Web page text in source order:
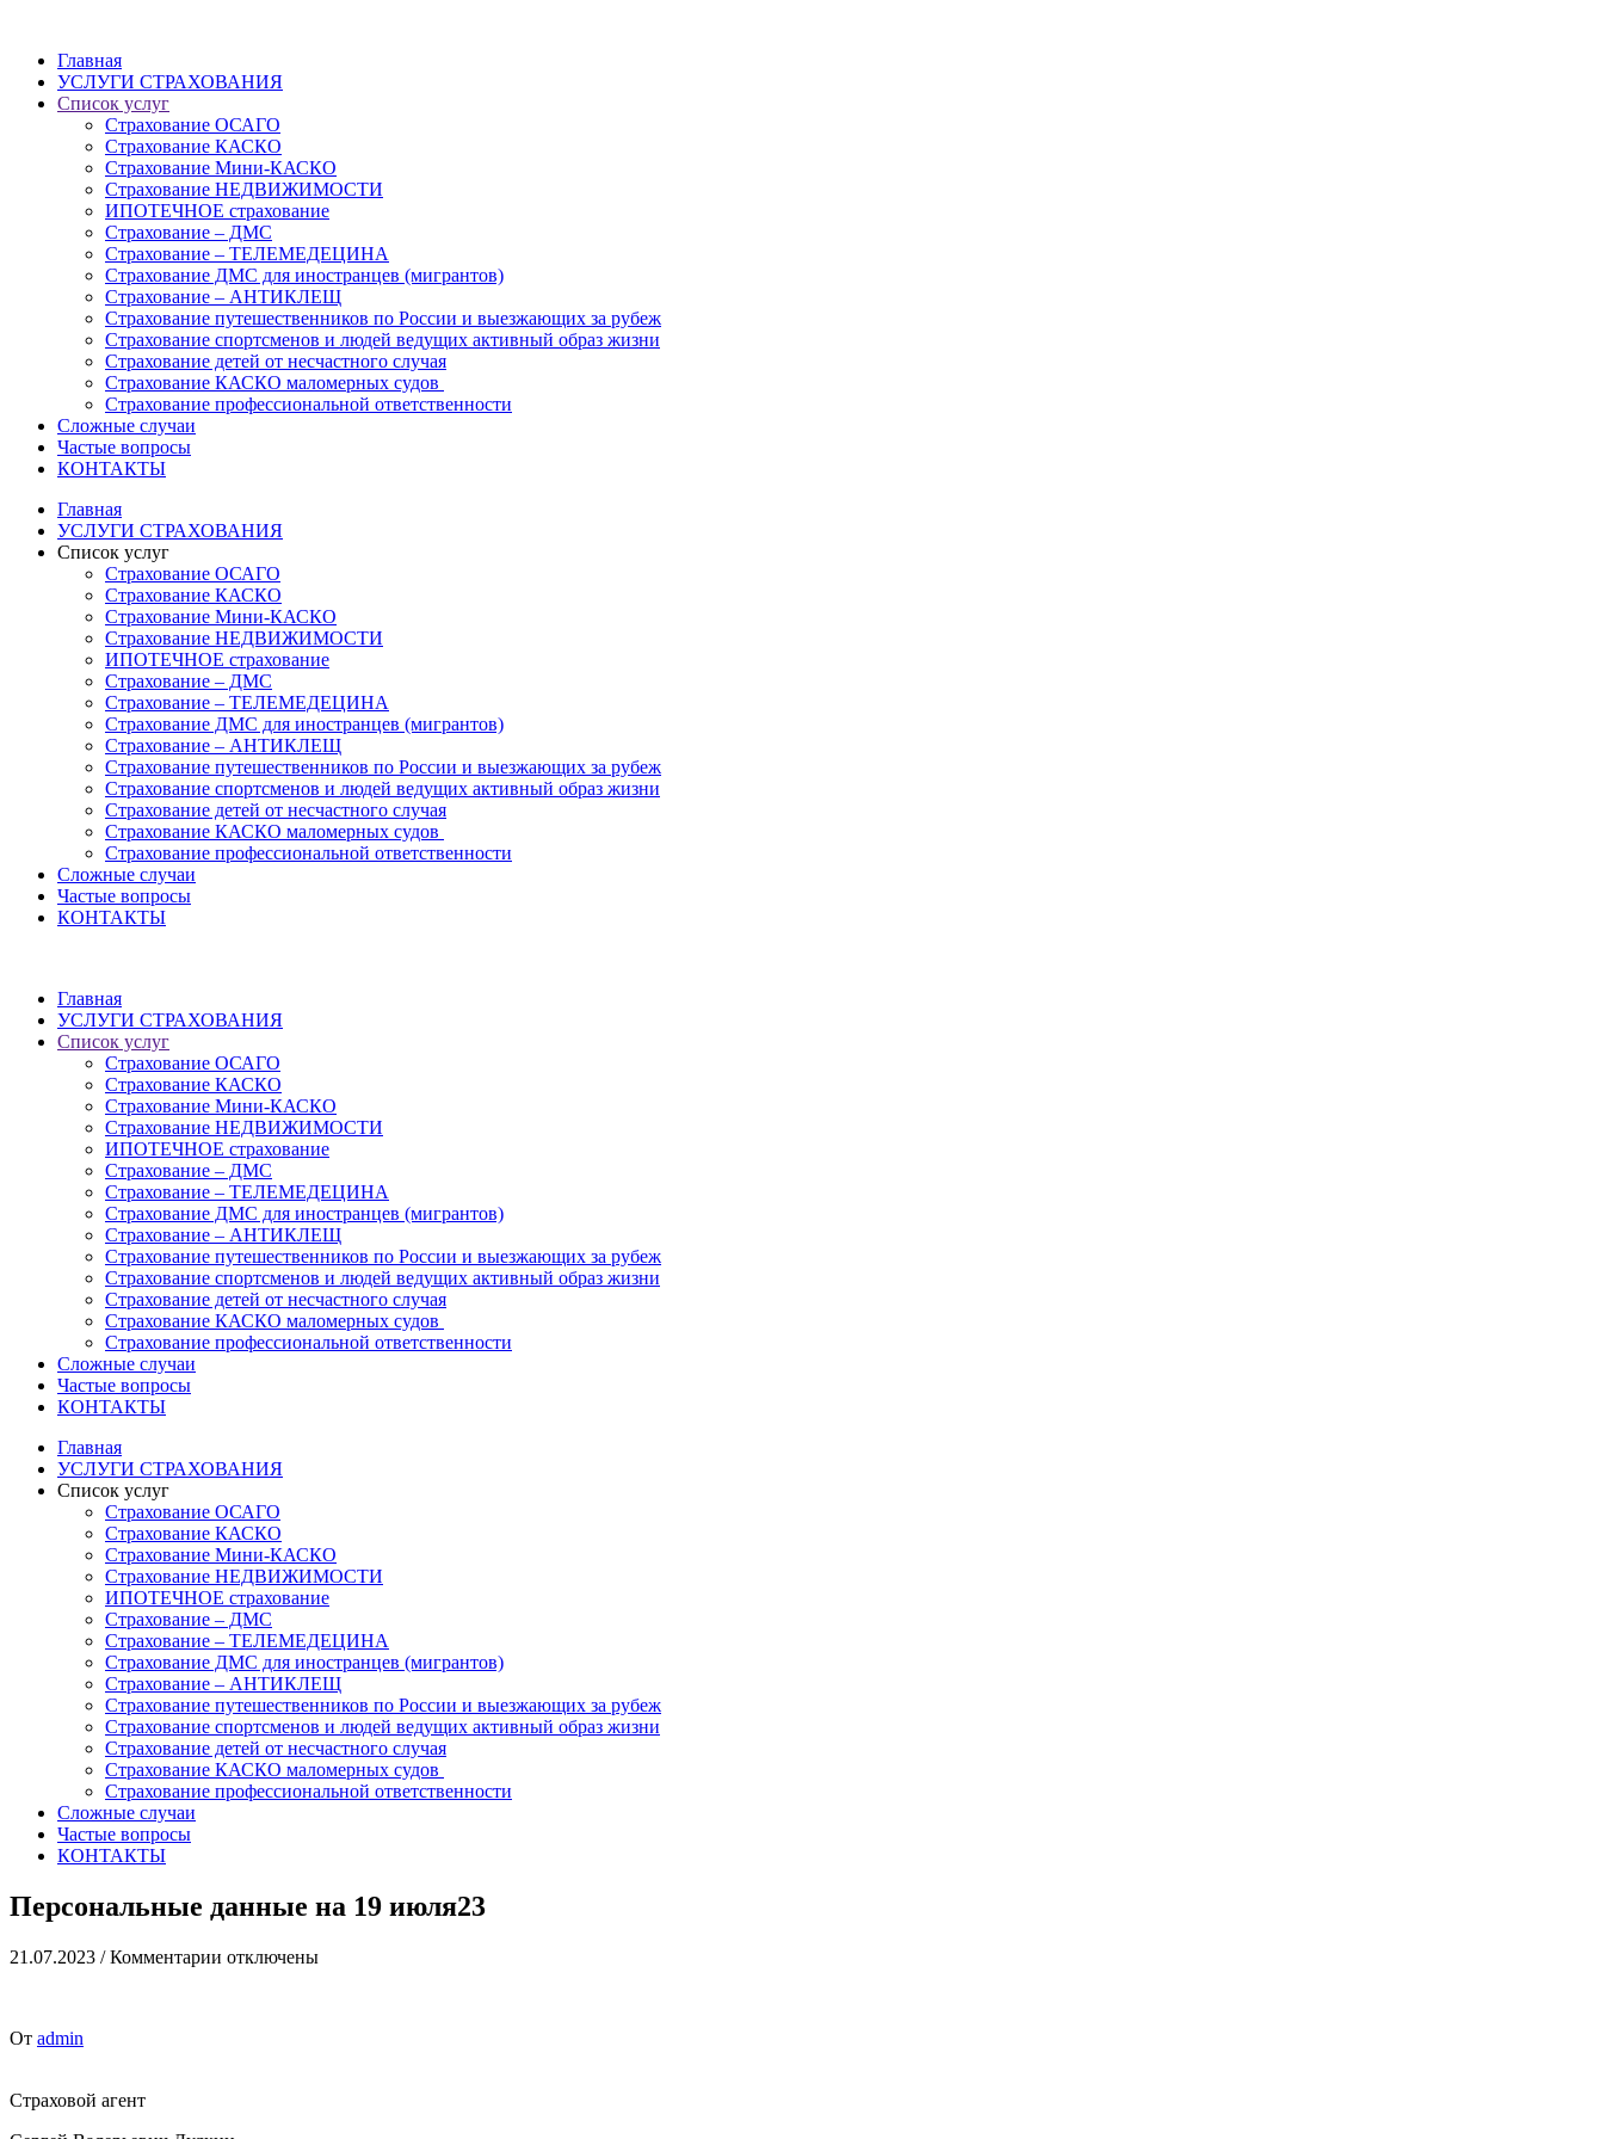
Главная
УСЛУГИ СТРАХОВАНИЯ
Список услуг
Страхование ОСАГО
Страхование КАСКО
Страхование Мини-КАСКО
Страхование НЕДВИЖИМОСТИ
ИПОТЕЧНОЕ страхование
Страхование – ДМС
Страхование – ТЕЛЕМЕДЕЦИНА
Страхование ДМС для иностранцев (мигрантов)
Страхование – АНТИКЛЕЩ
Страхование путешественников по России и выезжающих за рубеж
Страхование спортсменов и людей ведущих активный образ жизни
Страхование детей от несчастного случая
Страхование КАСКО маломерных судов
Страхование профессиональной ответственности
Сложные случаи
Частые вопросы
КОНТАКТЫ
Главная
УСЛУГИ СТРАХОВАНИЯ
Список услуг
Страхование ОСАГО
Страхование КАСКО
Страхование Мини-КАСКО
Страхование НЕДВИЖИМОСТИ
ИПОТЕЧНОЕ страхование
Страхование – ДМС
Страхование – ТЕЛЕМЕДЕЦИНА
Страхование ДМС для иностранцев (мигрантов)
Страхование – АНТИКЛЕЩ
Страхование путешественников по России и выезжающих за рубеж
Страхование спортсменов и людей ведущих активный образ жизни
Страхование детей от несчастного случая
Страхование КАСКО маломерных судов
Страхование профессиональной ответственности
Сложные случаи
Частые вопросы
КОНТАКТЫ
Главная
УСЛУГИ СТРАХОВАНИЯ
Список услуг
Страхование ОСАГО
Страхование КАСКО
Страхование Мини-КАСКО
Страхование НЕДВИЖИМОСТИ
ИПОТЕЧНОЕ страхование
Страхование – ДМС
Страхование – ТЕЛЕМЕДЕЦИНА
Страхование ДМС для иностранцев (мигрантов)
Страхование – АНТИКЛЕЩ
Страхование путешественников по России и выезжающих за рубеж
Страхование спортсменов и людей ведущих активный образ жизни
Страхование детей от несчастного случая
Страхование КАСКО маломерных судов
Страхование профессиональной ответственности
Сложные случаи
Частые вопросы
КОНТАКТЫ
Главная
УСЛУГИ СТРАХОВАНИЯ
Список услуг
Страхование ОСАГО
Страхование КАСКО
Страхование Мини-КАСКО
Страхование НЕДВИЖИМОСТИ
ИПОТЕЧНОЕ страхование
Страхование – ДМС
Страхование – ТЕЛЕМЕДЕЦИНА
Страхование ДМС для иностранцев (мигрантов)
Страхование – АНТИКЛЕЩ
Страхование путешественников по России и выезжающих за рубеж
Страхование спортсменов и людей ведущих активный образ жизни
Страхование детей от несчастного случая
Страхование КАСКО маломерных судов
Страхование профессиональной ответственности
Сложные случаи
Частые вопросы
КОНТАКТЫ
Персональные данные на 19 июля23
21.07.2023 / Комментарии котключены
От admin
Страховой агент